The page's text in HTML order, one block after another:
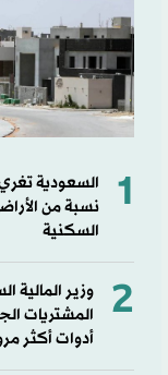
1
السعودية
نسبة من
السكنية
2
وزير المالية
المشتريات
أدوات أكثر